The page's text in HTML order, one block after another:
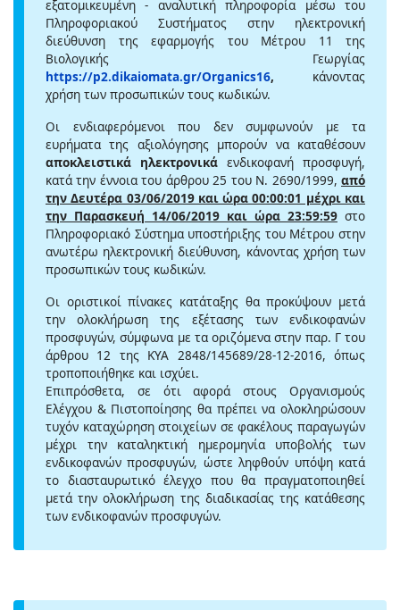
εξατομικευμένη - αναλυτική πληροφορία μέσω του
Πληροφοριακού Συστήματος στην ηλεκτρονική
διεύθυνση της εφαρμογής του Μέτρου 11 της
Βιολογικής Γεωργίας
https://p2.dikaiomata.gr/Organics16, κάνοντας
χρήση των προσωπικών τους κωδικών.
Οι ενδιαφερόμενοι που δεν συμφωνούν με τα
ευρήματα της αξιολόγησης μπορούν να καταθέσουν
αποκλειστικά ηλεκτρονικά ενδικοφανή προσφυγή,
κατά την έννοια του άρθρου 25 του Ν. 2690/1999, από
την Δευτέρα 03/06/2019 και ώρα 00:00:01 μέχρι και
την Παρασκευή 14/06/2019 και ώρα 23:59:59 στο
Πληροφοριακό Σύστημα υποστήριξης του Μέτρου στην
ανωτέρω ηλεκτρονική διεύθυνση, κάνοντας χρήση των
προσωπικών τους κωδικών.
Οι οριστικοί πίνακες κατάταξης θα προκύψουν μετά
την ολοκλήρωση της εξέτασης των ενδικοφανών
προσφυγών, σύμφωνα με τα οριζόμενα στην παρ. Γ του
άρθρου 12 της ΚΥΑ 2848/145689/28-12-2016, όπως
τροποποιήθηκε και ισχύει.
Επιπρόσθετα, σε ότι αφορά στους Οργανισμούς
Ελέγχου & Πιστοποίησης θα πρέπει να ολοκληρώσουν
τυχόν καταχώρηση στοιχείων σε φακέλους παραγωγών
μέχρι την καταληκτική ημερομηνία υποβολής των
ενδικοφανών προσφυγών, ώστε ληφθούν υπόψη κατά
το διασταυρωτικό έλεγχο που θα πραγματοποιηθεί
μετά την ολοκλήρωση της διαδικασίας της κατάθεσης
των ενδικοφανών προσφυγών.